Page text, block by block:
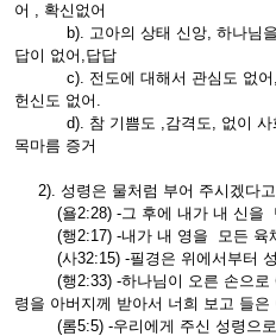
어 , 확신없어
b). 고아의 상태 신앙, 하나님을
답이 없어,답답
c). 전도에 대해서 관심도 없어,
헌신도 없어.
d). 참 기쁨도 ,감격도, 없이 사화
목마름 증거
2). 성령은 물처럼 부어 주시겠다
(욜2:28) -그 후에 내가 내 신을
(행2:17) -내가 내 영을 모든 육
(사32:15) -필경은 위에서부터 성
(행2:33) -하나님이 오른 손으로
령을 아버지께 받아서 너희 보고 들
(롬5:5) -우리에게 주신 성령으로